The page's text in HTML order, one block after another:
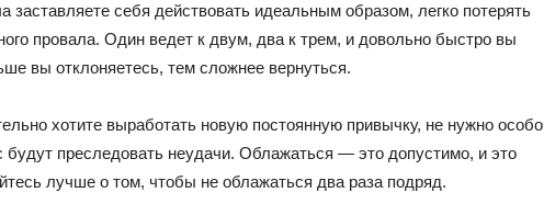
заставляете себя действовать идеальным образом, легко потерять
провала. Один ведет к двум, два к трем, и довольно быстро вы
вы отклоняетесь, тем сложнее вернуться.
хотите выработать новую постоянную привычку, не нужно особо
будут преследовать неудачи. Облажаться — это допустимо, и это
лучше о том, чтобы не облажаться два раза подряд.